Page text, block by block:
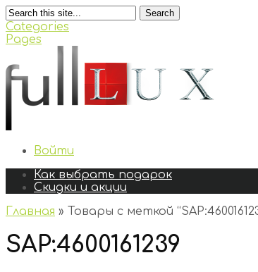
Search
Categories
Pages
Войти
Как выбрать подарок
Скидки и акции
Главная » Товары с меткой
SAP:4600161239